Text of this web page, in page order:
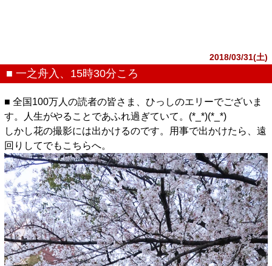
2018/03/31(土)
■ 一之舟入、15時30分ころ
■ 全国100万人の読者の皆さま、ひっしのエリーでございま
す。人生がやることであふれ過ぎていて。(*_*)(*_*)
しかし花の撮影には出かけるのです。用事で出かけたら、遠
回りしてでもこちらへ。